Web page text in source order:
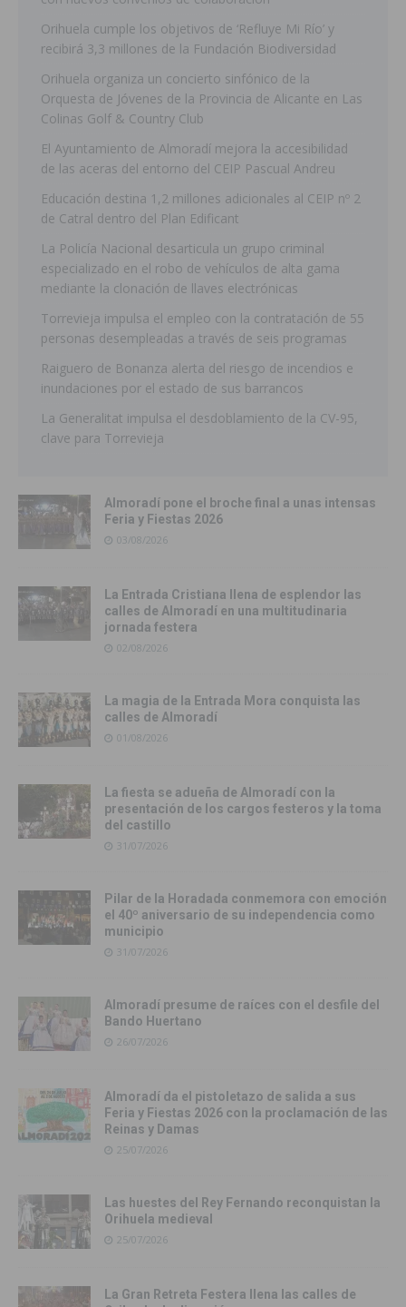
Orihuela cumple los objetivos de ‘Refluye Mi Río’ y
recibirá 3,3 millones de la Fundación Biodiversidad
Orihuela organiza un concierto sinfónico de la
Orquesta de Jóvenes de la Provincia de Alicante en Las
Colinas Golf & Country Club
El Ayuntamiento de Almoradí mejora la accesibilidad
de las aceras del entorno del CEIP Pascual Andreu
Educación destina 1,2 millones adicionales al CEIP nº 2
de Catral dentro del Plan Edificant
La Policía Nacional desarticula un grupo criminal
especializado en el robo de vehículos de alta gama
mediante la clonación de llaves electrónicas
Torrevieja impulsa el empleo con la contratación de 55
personas desempleadas a través de seis programas
Raiguero de Bonanza alerta del riesgo de incendios e
inundaciones por el estado de sus barrancos
La Generalitat impulsa el desdoblamiento de la CV-95,
clave para Torrevieja
Almoradí pone el broche final a unas intensas
Feria y Fiestas 2026
03/08/2026
La Entrada Cristiana llena de esplendor las
calles de Almoradí en una multitudinaria
jornada festera
02/08/2026
La magia de la Entrada Mora conquista las
calles de Almoradí
01/08/2026
La fiesta se adueña de Almoradí con la
presentación de los cargos festeros y la toma
del castillo
31/07/2026
Pilar de la Horadada conmemora con emoción
el 40º aniversario de su independencia como
municipio
31/07/2026
Almoradí presume de raíces con el desfile del
Bando Huertano
26/07/2026
Almoradí da el pistoletazo de salida a sus
Feria y Fiestas 2026 con la proclamación de las
Reinas y Damas
25/07/2026
Las huestes del Rey Fernando reconquistan la
Orihuela medieval
25/07/2026
La Gran Retreta Festera llena las calles de